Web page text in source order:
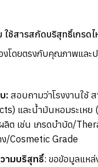
ใช้สารสกัดบริสุทธิ์เกรด
งโดยตรงกับคุณภาพและ
: สอบถามว่าโรงงานใช้
และน้ำมันหอมระเหย
ลิต เช่น เกรดบำบัด/
/Cosmetic Grade
ามบริสุทธิ์: ขอข้อมูลแห